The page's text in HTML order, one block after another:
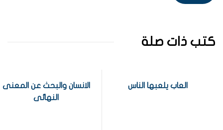
كتب ذات صلة
العاب يلعبها الناس
الانسان والبحث عن المعنى
النهائى